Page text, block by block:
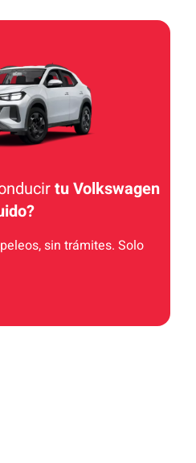
tu Volkswagen
?
sin trámites. Solo